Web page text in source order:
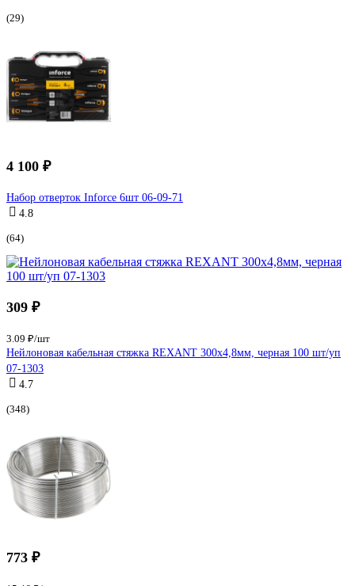
(29)
4 100 ₽
Набор отверток Inforce 6шт 06-09-71
4.8
(64)
309 ₽
3.09 ₽/шт
Нейлоновая кабельная стяжка REXANT 300x4,8мм, черная 100 шт/уп
07-1303
4.7
(348)
773 ₽